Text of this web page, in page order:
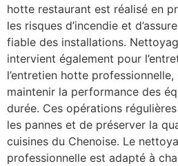
hotte restaurant est réalisé en
les risques d’incendie et
fiable des installations.
intervient également pour
l’entretien hotte
maintenir la performance des
durée. Ces opérations
les pannes et de préserver la
cuisines du Chenoise. Le
professionnelle est adapté à